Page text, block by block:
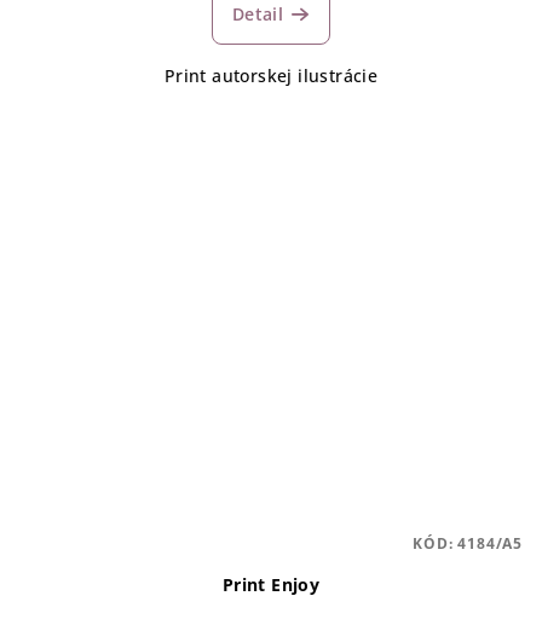
Detail
Print autorskej ilustrácie
Print Enjoy
KÓD:4184/A5